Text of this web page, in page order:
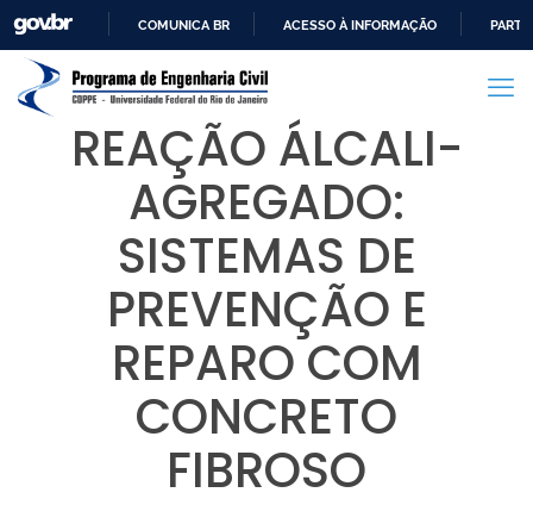
PARA
CONTEÚDO
COMUNICA BR ACESSO À INFORMAÇÃO
REAÇÃO ÁLCALI-
AGREGADO:
SISTEMAS DE
PREVENÇÃO E
REPARO COM
CONCRETO
FIBROSO